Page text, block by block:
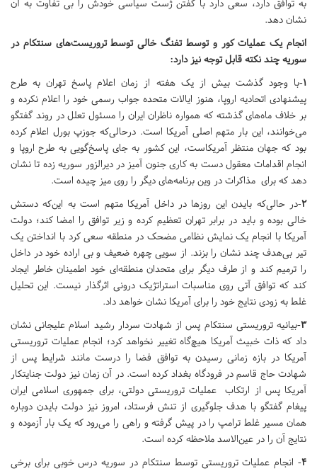
به توافق دارد، سعی دارد با گفتن ژست سیاسی خودش را بی تفاوت به آن
نشان دهد.
انجام یک عملیات کور و توسط تفنگ خالی توسط تروریست‌های سنتکام در
سوریه چند نکته قابل توجه نیز دارد:
۱- با وجود گذشت بیش از یک هفته از زمان اعلام پاسخ تهران به طرح
پیشنهادی اتحادیه اروپا، هنوز ایالات متحده جواب رسمی خود را اعلام نکرده و
بر خلاف ماه‌های گذشته که همواره ناظران ایران را مسئول تعلل در روند گفتگو
می‌خوانند، این بار متهم اصلی آمریکا است. درحالی‌که جوزپ بورل اعلام کرده
بود که جهان منتظر آمریکاست، این کشور به جای پاسخ‌گویی به طرح اروپا و
انجام اقدامات معقول دست به کاری جنون آمیز در دیرالزور سوریه زده تا نشان
دهد که برای مذاکرات در وین برنامه‌های دیگر را روی میز چیده است.
۲-در حالی‌که بایدن این روزها در داخل آمریکا متهم است به این‌که دستش
خالی بوده و باید در برابر تهران تعظیم کرده و زیر توافق را امضا کند؛ دولت
آمریکا با انجام یک نمایش نظامی مضحک در منطقه سعی کرد با انداختن یک
تیر بی‌هدف چند نشان را بزند. از سویی چهره ضعیف و بی اراده خود در داخل
را ترمیم کند و از طرف دیگر برای متحدان منطقه‌ای خود اطمینان خاطر ایجاد
کند که توافق آتی روی مناسبات استراتژیک درونی اثرگذار نیست. این تحلیل
غلط به زودی نتایج خود را برای آمریکا نشان خواهد داد.
۳-بیانیه تروریستی سنتکام پس از شهادت سردار رشید اسلام علیجانی نشان
داد که ذات خبیث آمریکا هیچ‌گاه تغییر نخواهد کرد؛ انجام عملیات تروریستی
آمریکا در بازه زمانی رسیدن به توافق فضا را درست مانند شرایط پس از
شهادت حاج قاسم در فرودگاه بغداد کرده است. در آن زمان نیز دولت جنایتکار
آمریکا پس از ارتکاب عملیات تروریستی دولتی، برای جمهوری اسلامی ایران
پیغام گفتگو با هدف جلوگیری از تنش فرستاد، امروز نیز دولت بایدن دوباره
همان مسیر غلط ترامپ را در پیش گرفته و راهی را می‌رود که یک بار آزموده و
نتایج آن را در عین‌الاسد ملاحظه کرده است.
۴- انجام عملیات تروریستی توسط سنتکام در سوریه درس خوبی برای برخی